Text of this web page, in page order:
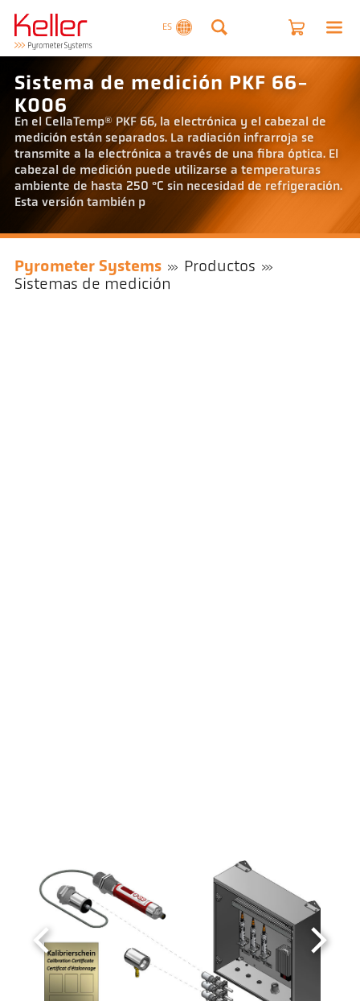
ES
Sistema de medición PKF 66-
K006
En el CellaTemp® PKF 66, la electrónica y el cabezal de
medición están separados. La radiación infrarroja se
transmite a la electrónica a través de una fibra óptica. El
cabezal de medición puede utilizarse a temperaturas
ambiente de hasta 250 °C sin necesidad de refrigeración.
Esta versión también p
Pyrometer Systems
Productos
Sistemas de medición